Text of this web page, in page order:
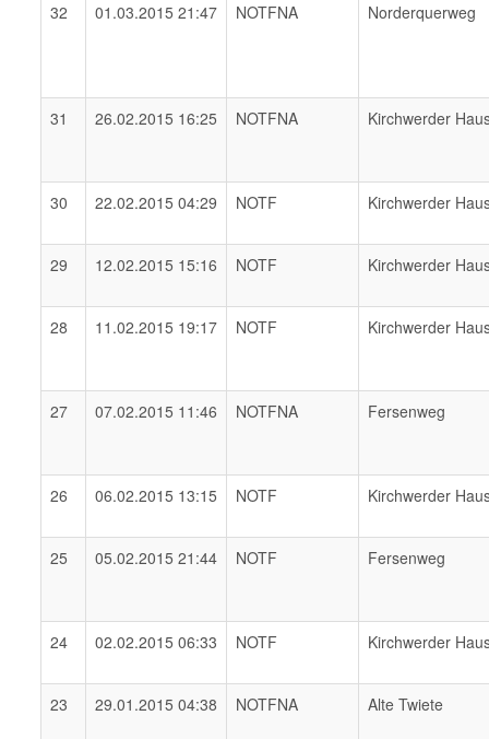
32 01.03.2015 21:47 NOTFNA Norderquerweg
31 26.02.2015 16:25 NOTFNA Kirchwerder
30 22.02.2015 04:29 NOTF Kirchwerder
29 12.02.2015 15:16 NOTF Kirchwerder
28 11.02.2015 19:17 NOTF Kirchwerder
27 07.02.2015 11:46 NOTFNA Fersenweg
26 06.02.2015 13:15 NOTF Kirchwerder
25 05.02.2015 21:44 NOTF Fersenweg
24 02.02.2015 06:33 NOTF Kirchwerder
23 29.01.2015 04:38 NOTFNA Alte Twiete